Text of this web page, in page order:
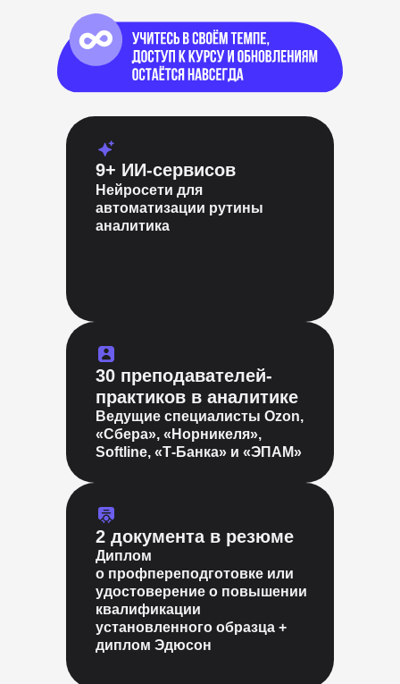
9+ ИИ-сервисов
Нейросети для
автоматизации рутины
аналитика
30 преподавателей-
практиков в аналитике
Ведущие специалисты Ozon,
«Сбера», «Норникеля»,
Softline, «Т-Банка» и «ЭПАМ»
2 документа в резюме
Диплом
о профпереподготовке или
удостоверение о повышении
квалификации
установленного образца +
диплом Эдюсон